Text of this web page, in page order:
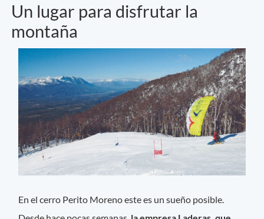
Un lugar para disfrutar la
montaña
En el cerro Perito Moreno este es un sueño posible.